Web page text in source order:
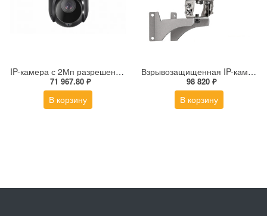
IP-камера с 2Мп разрешением DS-2DE4225IW-DE(S5)
71 967.80 ₽
В корзину
Взрывозащищенная IP-камера Релион Релион-Exd-Н-100-ИК-IP5Мп3.6mm-PoE-МК-TR
98 820 ₽
В корзину